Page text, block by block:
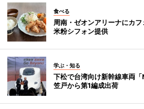
食べる
周南・ゼオンアリーナにカ
米粉シフォン提供
学ぶ・知る
下松で台湾向け新幹線車両
笠戸から第1編成出荷